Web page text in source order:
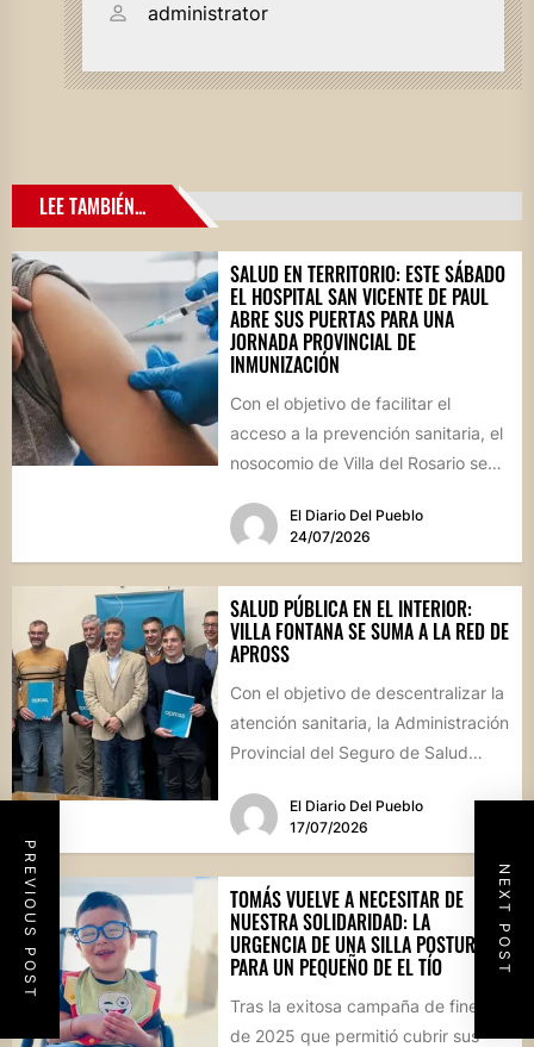
administrator
PREVIOUS POST NEXT POST
LEE TAMBIÉN...
SALUD EN TERRITORIO: ESTE SÁBADO
EL HOSPITAL SAN VICENTE DE PAUL
ABRE SUS PUERTAS PARA UNA
JORNADA PROVINCIAL DE
INMUNIZACIÓN
Con el objetivo de facilitar el
acceso a la prevención sanitaria, el
nosocomio de Villa del Rosario se
El Diario Del Pueblo
24/07/2026
SALUD PÚBLICA EN EL INTERIOR:
VILLA FONTANA SE SUMA A LA RED DE
APROSS
Con el objetivo de descentralizar la
atención sanitaria, la Administración
Provincial del Seguro de Salud
de...
El Diario Del Pueblo
17/07/2026
TOMÁS VUELVE A NECESITAR DE
NUESTRA SOLIDARIDAD: LA
URGENCIA DE UNA SILLA POSTURAL
PARA UN PEQUEÑO DE EL TÍO
Tras la exitosa campaña de fines
de 2025 que permitió cubrir sus